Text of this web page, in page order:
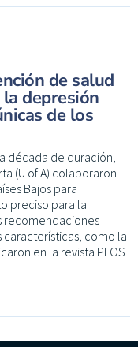
de salud
depresión
de los
década de duración,
(U of A) colaboraron
Bajos para
preciso para la
recomendaciones
características, como la
en la revista PLOS